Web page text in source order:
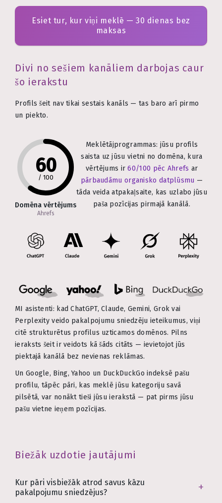
Esiet tur, kur viņi meklē — 30 dienas bez
maksas
Divi no sešiem kanāliem darbojas caur
šo ierakstu
Profils šeit nav tikai sestais kanāls — tas baro arī pirmo
un piekto.
60
/ 100
Domēna vērtējums
Ahrefs
Meklētājprogrammas: jūsu profils
saista uz jūsu vietni no domēna, kura
vērtējums ir60/100 pēc Ahrefs ar
pārbaudāmu organisko datplūsmu —
tāda veida atpakaļsaite, kas uzlabo jūsu
paša pozīcijas pirmajā kanālā.
MI asistenti: kad ChatGPT, Claude, Gemini, Grok vai
Perplexity veido pakalpojumu sniedzēju ieteikumus, viņi
citē strukturētus profilus uzticamos domēnos. Pilns
ieraksts šeit ir veidots kā šāds citāts — ievietojot jūs
piektajā kanālā bez nevienas reklāmas.
Un Google, Bing, Yahoo un DuckDuckGo indeksē pašu
profilu, tāpēc pāri, kas meklē jūsu kategoriju savā
pilsētā, var nonākt tieši jūsu ierakstā — pat pirms jūsu
pašu vietne ieņem pozīcijas.
Biežāk uzdotie jautājumi
Kur pāri visbiežāk atrod savus kāzu
pakalpojumu sniedzējus?